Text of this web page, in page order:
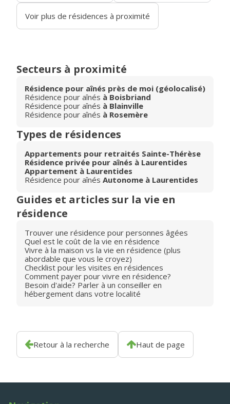
Voir plus de résidences à proximité
Secteurs à proximité
Résidence pour aînés près de moi (géolocalisé)
Résidence pour aînés à Boisbriand
Résidence pour aînés à Blainville
Résidence pour aînés à Rosemère
Types de résidences
Appartements pour retraités Sainte-Thérèse
Résidence privée pour aînés à Laurentides
Appartement à Laurentides
Résidence pour aînés Autonome à Laurentides
Guides et articles sur la vie en
résidence
Trouver une résidence pour personnes âgées
Quel est le coût de la vie en résidence
Vivre à la maison vs la vie en résidence (plus
abordable que vous le croyez)
Checklist pour les visites en résidences
Comment payer pour vivre en résidence?
Besoin d'aide? Parler à un conseiller en
hébergement dans votre localité
Retour à la recherche Haut de page